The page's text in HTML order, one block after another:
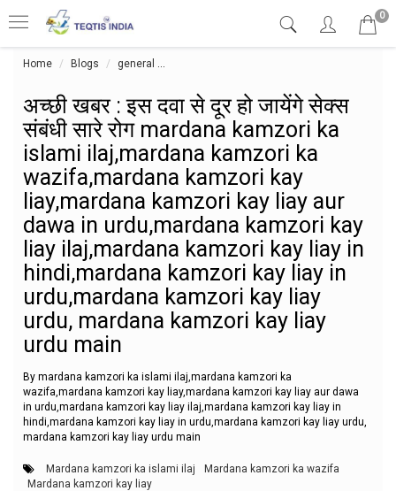
0
Home Blogs general
अच्छी खबर : इस दवा से दूर हो जायेंगे सेक्स
संबंधी सारे रोग mardana kamzori ka
islami ilaj,mardana kamzori ka
wazifa,mardana kamzori kay
liay,mardana kamzori kay liay aur
dawa in urdu,mardana kamzori kay
liay ilaj,mardana kamzori kay liay in
hindi,mardana kamzori kay liay in
urdu,mardana kamzori kay liay
urdu, mardana kamzori kay liay
urdu main
By mardana kamzori ka islami ilaj,mardana kamzori ka
wazifa,mardana kamzori kay liay,mardana kamzori kay liay aur dawa
in urdu,mardana kamzori kay liay ilaj,mardana kamzori kay liay in
hindi,mardana kamzori kay liay in urdu,mardana kamzori kay liay urdu,
mardana kamzori kay liay urdu main
Mardana kamzori ka islami ilaj
Mardana kamzori ka wazifa
Mardana kamzori kay liay